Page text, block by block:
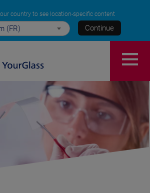
country to see location-specific content
(FR) Continue